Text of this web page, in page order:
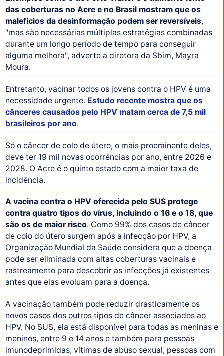
das coberturas no Acre e no Brasil mostram que os
malefícios da desinformação podem ser reversíveis,
"mas são necessárias múltiplas estratégias combinadas
durante um longo período de tempo para conseguir
alguma melhora", adverte a diretora da Sbim, Mayra
Moura.
Entretanto, vacinar todos os jovens contra o HPV é uma
necessidade urgente. Estudo recente mostra que os
cânceres causados pelo HPV matam cerca de 7,5 mil
brasileiros por ano.
Só o câncer de colo de útero, o mais proeminente deles,
deve ter 19 mil novas ocorrências por ano, entre 2026 e
2028. O Acre é o quinto estado com a maior taxa de
incidência.
A vacina contra o HPV oferecida pelo SUS protege
contra quatro tipos do vírus, incluindo o 16 e o 18, que
são os de maior risco. Como 99% dos casos de câncer
de colo do útero surgem após a infecção por HPV, a
Organização Mundial da Saúde considera que a doença
pode ser eliminada com altas coberturas vacinais e
rastreamento para descobrir as infecções já existentes
antes que elas evoluam para a doença.
A vacinação também pode reduzir drasticamente os
novos casos dos outros tipos de câncer associados ao
HPV. No SUS, ela está disponível para todas as meninas e
meninos, entre 9 e 14 anos e também para pessoas
imunodeprimidas, vítimas de abuso sexual, pessoas com